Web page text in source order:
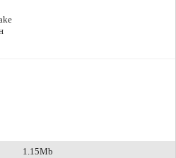
1.15Mb